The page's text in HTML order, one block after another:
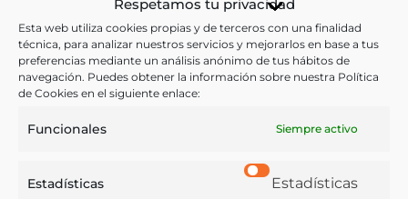
Respetamos tu privacidad
Esta web utiliza cookies propias y de terceros con una finalidad
técnica, para analizar nuestros servicios y mejorarlos en base a tus
preferencias mediante un análisis anónimo de tus hábitos de
navegación. Puedes obtener la información sobre nuestra Política
de Cookies en el siguiente enlace:
Funcionales Siempre activo
Estadísticas Estadísticas
Alcoholismo, América,Asilos,Bebedores,Europa,
Organización